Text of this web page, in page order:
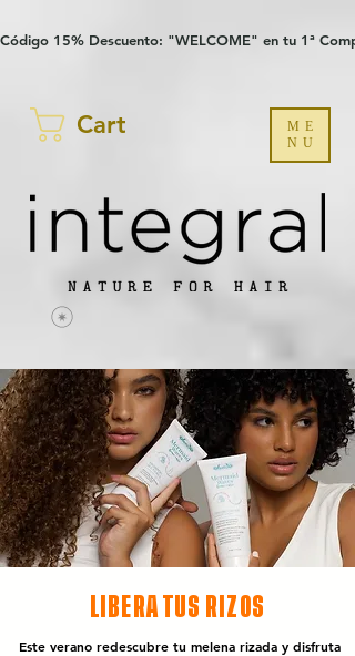
Código 15% Descuento: "WELCOME" en tu 1ª
Cart
ME
NU
LIBERA TUS RIZOS
Este verano redescubre tu melena rizada y disfruta